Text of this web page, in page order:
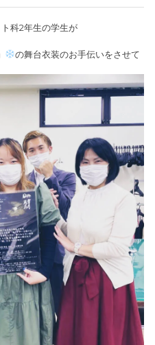
科2年生の学生が
の舞台衣装のお手伝いをさせて